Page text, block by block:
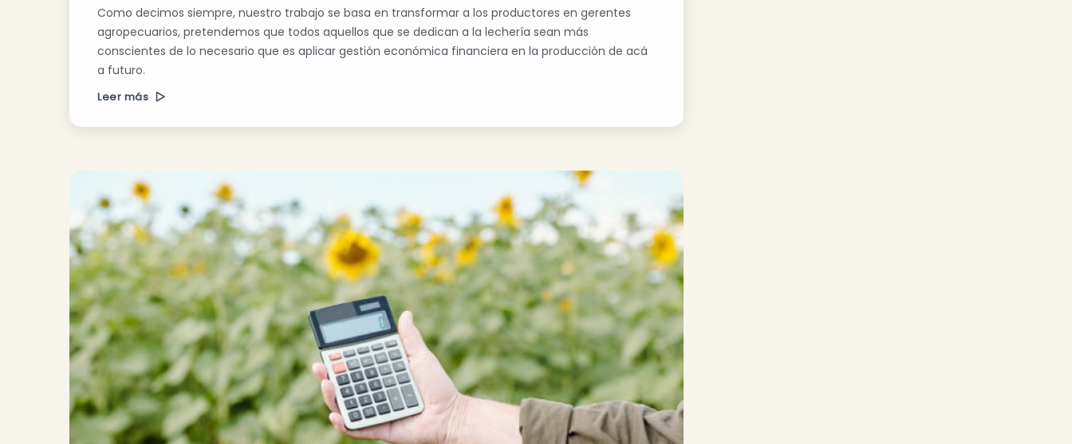
Como decimos siempre, nuestro trabajo se basa en transformar a los productores en gerentes
agropecuarios, pretendemos que todos aquellos que se dedican a la lechería sean más
conscientes de lo necesario que es aplicar gestión económica financiera en la producción de acá
a futuro.
Leer más